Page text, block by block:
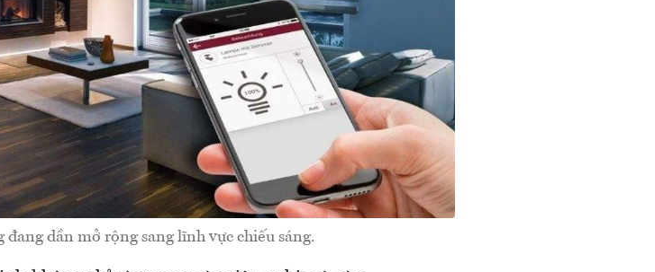
dần mở rộng sang lĩnh vực chiếu sáng.